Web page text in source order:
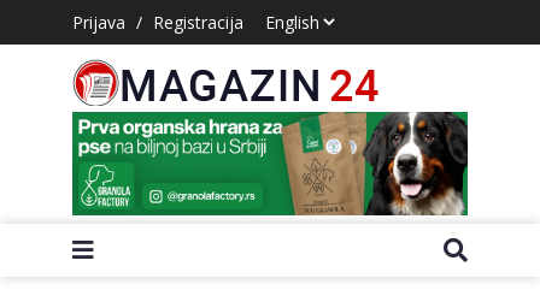
Prijava / Registracija